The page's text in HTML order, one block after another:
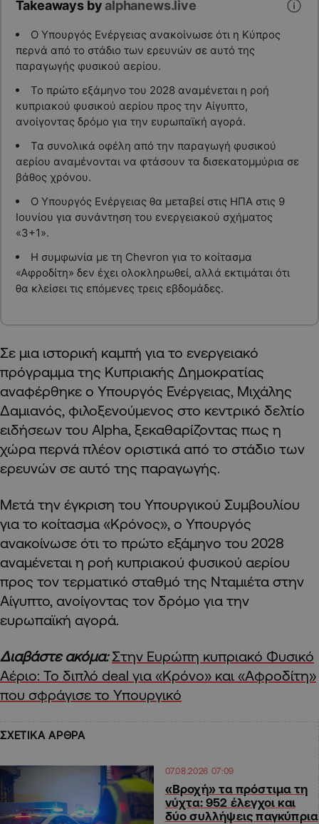
Takeaways byalphanews.live
Ο Υπουργός Ενέργειας ανακοίνωσε ότι η Κύπρος
περνά από το στάδιο των ερευνών σε αυτό της
παραγωγής φυσικού αερίου.
Το πρώτο εξάμηνο του 2028 αναμένεται η ροή
κυπριακού φυσικού αερίου προς την Αίγυπτο,
ανοίγοντας δρόμο για την ευρωπαϊκή αγορά.
Τα συνολικά οφέλη από την παραγωγή φυσικού
αερίου αναμένονται να φτάσουν τα δισεκατομμύρια σε
βάθος χρόνου.
Ο Υπουργός Ενέργειας θα μεταβεί στις ΗΠΑ στις 9
Ιουνίου για συνάντηση του ενεργειακού σχήματος
«3+1».
Η συμφωνία με τη Chevron για το κοίτασμα
«Αφροδίτη» δεν έχει ολοκληρωθεί, αλλά εκτιμάται ότι
θα κλείσει τις επόμενες τρεις εβδομάδες.
Σε μια ιστορική καμπή για το ενεργειακό
πρόγραμμα της Κυπριακής Δημοκρατίας
αναφέρθηκε ο Υπουργός Ενέργειας, Μιχάλης
Δαμιανός, φιλοξενούμενος στο κεντρικό δελτίο
ειδήσεων του Alpha, ξεκαθαρίζοντας πως η
χώρα περνά πλέον οριστικά από το στάδιο των
ερευνών σε αυτό της παραγωγής.
Μετά την έγκριση του Υπουργικού Συμβουλίου
για το κοίτασμα «Κρόνος», ο Υπουργός
ανακοίνωσε ότι το πρώτο εξάμηνο του 2028
αναμένεται η ροή κυπριακού φυσικού αερίου
προς τον τερματικό σταθμό της Νταμιέτα στην
Αίγυπτο, ανοίγοντας τον δρόμο για την
ευρωπαϊκή αγορά.
Διαβάστε ακόμα:Στην Ευρώπη κυπριακό Φυσικό
Αέριο: Το διπλό deal για «Κρόνο» και «Αφροδίτη»
που σφράγισε το Υπουργικό
ΣΧΕΤΙΚΑ ΑΡΘΡΑ
07.08.2026 07:09
«Βροχή» τα πρόστιμα τη
νύχτα: 952 έλεγχοι και
δύο συλλήψεις παγκύπρια